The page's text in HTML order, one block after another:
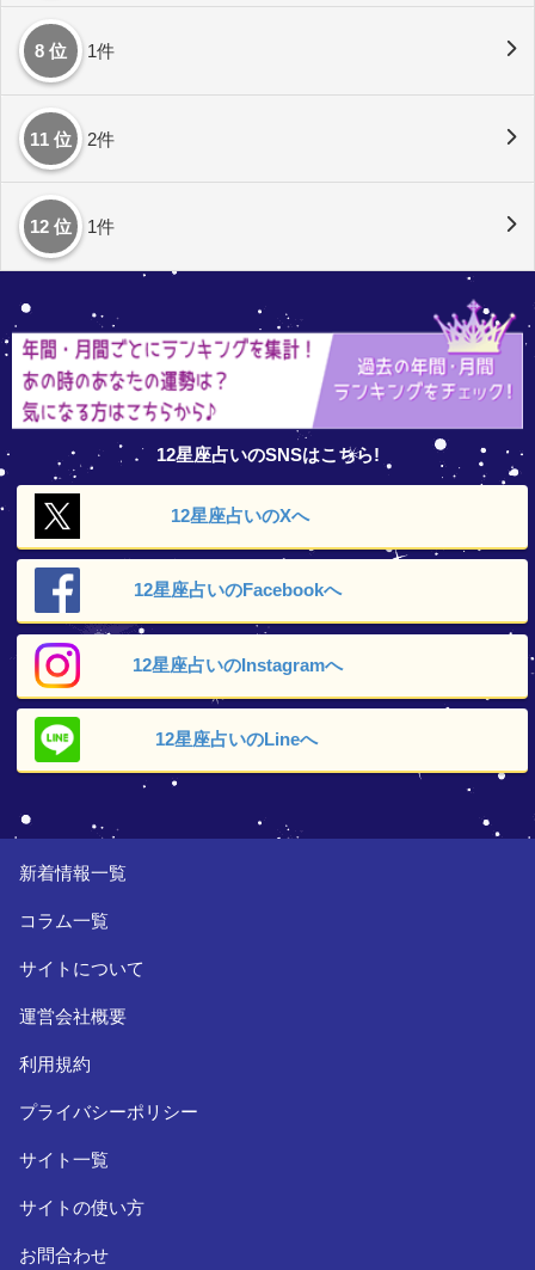
8 位 1件
11 位 2件
12 位 1件
12星座占いのSNSはこちら!
12星座占いのXへ
12星座占いのFacebookへ
12星座占いのInstagramへ
12星座占いのLineへ
新着情報一覧
コラム一覧
サイトについて
運営会社概要
利用規約
プライバシーポリシー
サイト一覧
サイトの使い方
お問合わせ